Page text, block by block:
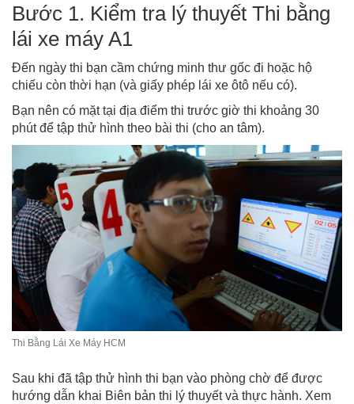
Bước 1. Kiểm tra lý thuyết Thi bằng
lái xe máy A1
Đến ngày thi bạn cầm chứng minh thư gốc đi hoặc hộ
chiếu còn thời hạn (và giấy phép lái xe ôtô nếu có).
Bạn nên có mặt tại địa điểm thi trước giờ thi khoảng 30
phút để tập thử hình theo bài thi (cho an tâm).
Thi Bằng Lái Xe Máy HCM
Sau khi đã tập thử hình thi bạn vào phòng chờ để được
hướng dẫn khai Biên bản thi lý thuyết và thực hành. Xem